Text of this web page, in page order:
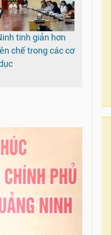
tinh giản hơn
chế trong các cơ